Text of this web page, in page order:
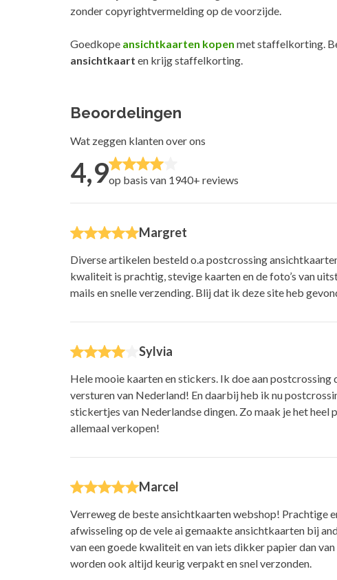
zonder copyrightvermelding op de voorzijde.
Goedkope ansichtkaarten kopen met staffelkorting.
ansichtkaart en krijg staffelkorting.
Beoordelingen
Wat zeggen klanten over ons
4,9op basis van 1940+ reviews
Margret
Diverse artikelen besteld o.a postcrossing
kwaliteit is prachtig, stevige kaarten en de foto’s van
mails en snelle verzending. Blij dat ik deze site heb
Sylvia
Hele mooie kaarten en stickers. Ik doe aan postcrossing
versturen van Nederland! En daarbij heb ik nu
stickertjes van Nederlandse dingen. Zo maak je het heel
allemaal verkopen!
Marcel
Verreweg de beste ansichtkaarten webshop! Prachtige
afwisseling op de vele ai gemaakte ansichtkaarten bij
van een goede kwaliteit en van iets dikker papier dan
worden ook altijd keurig verpakt en snel verzonden.